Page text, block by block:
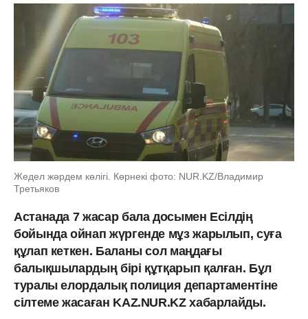
Жедел жәрдем көлігі. Көрнекі фото: NUR.KZ/Владимир
Третьяков
Астанада 7 жасар бала досымен Есілдің
бойында ойнап жүргенде мұз жарылып, суға
құлап кеткен. Баланы сол маңдағы
балықшылардың бірі құтқарып қалған. Бұл
туралы елордалық полиция департаментіне
сілтеме жасаған KAZ.NUR.KZ хабарлайды.